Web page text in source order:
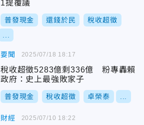
1提覆議
普發現金 還錢於民 稅收超徵
要聞
稅收超徵5283億剩336億 粉專轟賴
政府：史上最強敗家子
普發現金 稅收超徵 卓榮泰
2025/07/18 18:17
財經 2025/07/10 18:22